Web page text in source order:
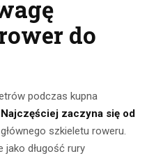
do
podczas kupna
Najczęściej zaczyna się od
szkieletu roweru.
jako długość rury